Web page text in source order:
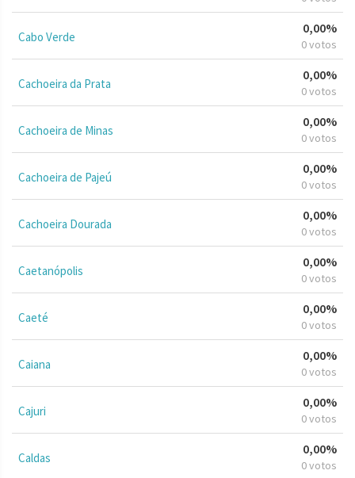
Cabo Verde
0,00%
0 votos
Cachoeira da Prata
0,00%
0 votos
Cachoeira de Minas
0,00%
0 votos
Cachoeira de Pajeú
0,00%
0 votos
Cachoeira Dourada
0,00%
0 votos
Caetanópolis
0,00%
0 votos
Caeté
0,00%
0 votos
Caiana
0,00%
0 votos
Cajuri
0,00%
0 votos
Caldas
0,00%
0 votos